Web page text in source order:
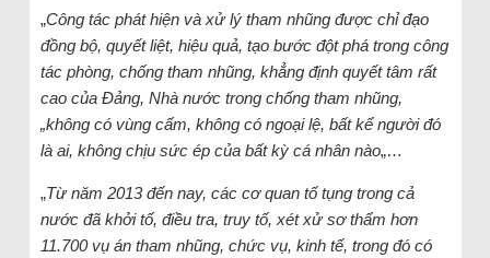
„Công tác phát hiện và xử lý tham nhũng được chỉ đạo
đồng bộ, quyết liệt, hiệu quả, tạo bước đột phá trong công
tác phòng, chống tham nhũng, khẳng định quyết tâm rất
cao của Đảng, Nhà nước trong chống tham nhũng,
„không có vùng cấm, không có ngoại lệ, bất kể người đó
là ai, không chịu sức ép của bất kỳ cá nhân nào„…
„Từ năm 2013 đến nay, các cơ quan tố tụng trong cả
nước đã khởi tố, điều tra, truy tố, xét xử sơ thẩm hơn
11.700 vụ án tham nhũng, chức vụ, kinh tế, trong đó có